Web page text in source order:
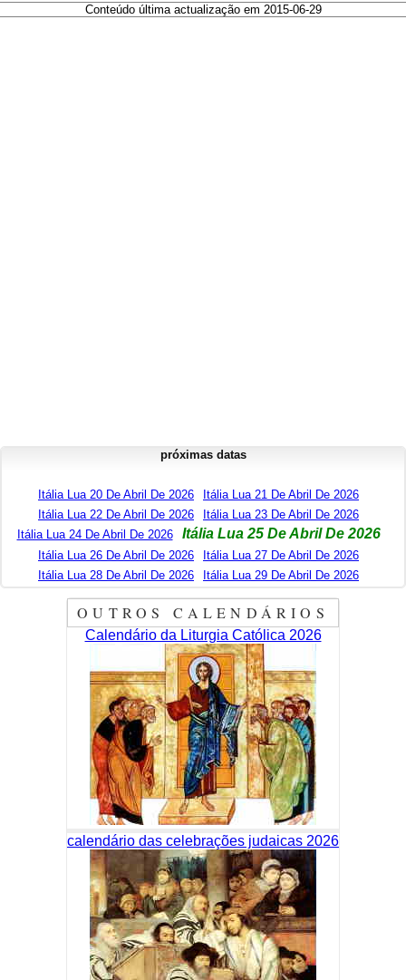
Conteúdo última actualização em 2015-06-29
próximas datas
Itália Lua 20 De Abril De 2026
Itália Lua 21 De Abril De 2026
Itália Lua 22 De Abril De 2026
Itália Lua 23 De Abril De 2026
Itália Lua 24 De Abril De 2026
Itália Lua 25 De Abril De 2026
Itália Lua 26 De Abril De 2026
Itália Lua 27 De Abril De 2026
Itália Lua 28 De Abril De 2026
Itália Lua 29 De Abril De 2026
OUTROS CALENDÁRIOS
Calendário da Liturgia Católica 2026
calendário das celebrações judaicas 2026